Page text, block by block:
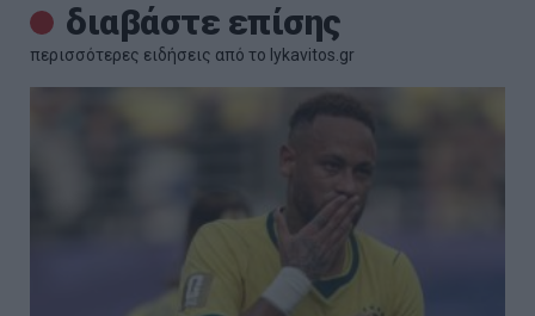
διαβάστε επίσης
περισσότερες ειδήσεις από το lykavitos.gr